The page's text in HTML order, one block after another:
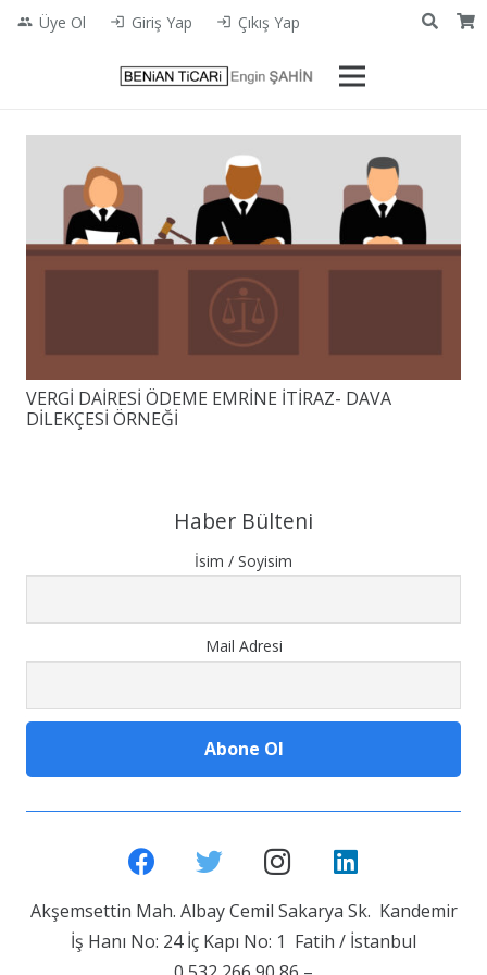
people Üye Ol login Giriş Yap login Çıkış Yap
VERGİ DAİRESİ ÖDEME EMRİNE İTİRAZ- DAVA
DİLEKÇESİ ÖRNEĞİ
Haber Bülteni
İsim / Soyisim
Mail Adresi
Akşemsettin Mah. Albay Cemil Sakarya Sk. Kandemir
İş Hanı No: 24 İç Kapı No: 1 Fatih / İstanbul